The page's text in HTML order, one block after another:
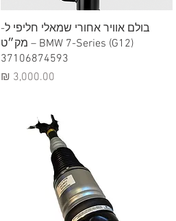
תצוגה מהירה
בולם אוויר אחורי שמאלי חליפי ל-
BMW 7-Series (G12) – מק״ט
37106874593
מחיר